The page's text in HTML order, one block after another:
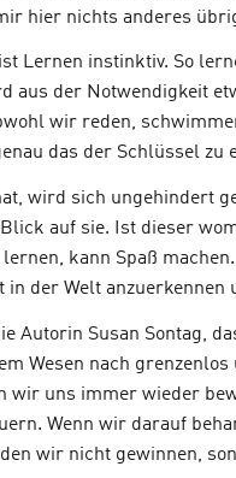
hier nichts anderes
Lernen instinktiv. So
aus der Notwendigkeit
wir reden,
das der Schlüssel
wird sich ungehindert
auf sie. Ist dieser
kann Spaß
in der Welt anzuerkennen
Autorin Susan Sontag,
Wesen nach
wir uns immer wieder
Wenn wir darauf
wir nicht gewinnen,